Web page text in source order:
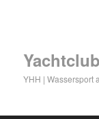
YHH | Wassersport